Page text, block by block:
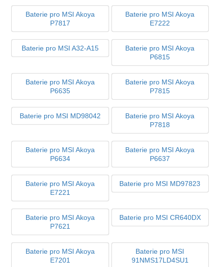
Baterie pro MSI Akoya
P7817
Baterie pro MSI Akoya
E7222
Baterie pro MSI A32-A15
Baterie pro MSI Akoya
P6815
Baterie pro MSI Akoya
P6635
Baterie pro MSI Akoya
P7815
Baterie pro MSI MD98042
Baterie pro MSI Akoya
P7818
Baterie pro MSI Akoya
P6634
Baterie pro MSI Akoya
P6637
Baterie pro MSI Akoya
E7221
Baterie pro MSI MD97823
Baterie pro MSI Akoya
P7621
Baterie pro MSI CR640DX
Baterie pro MSI Akoya
E7201
Baterie pro MSI
91NMS17LD4SU1